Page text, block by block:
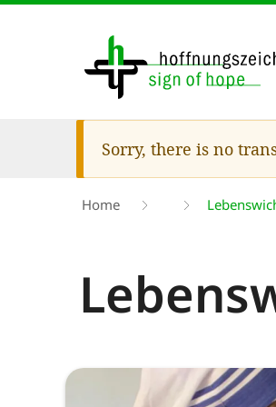
Warning
message
Sorry, there is no
Breadcrumb
Home